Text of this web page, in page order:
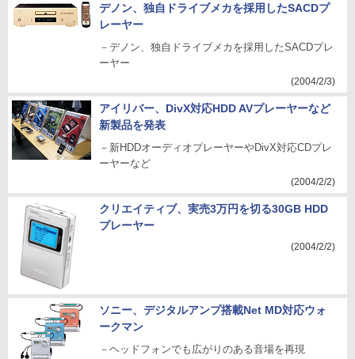
デノン、独自ドライブメカを採用したSACDプ
レーヤー
－デノン、独自ドライブメカを採用したSACDプレ
ーヤー
(2004/2/3)
アイリバー、DivX対応HDD AVプレーヤーなど
新製品を発表
－新HDDオーディオプレーヤーやDivX対応CDプレ
ーヤーなど
(2004/2/2)
クリエイティブ、実売3万円を切る30GB HDD
プレーヤー
(2004/2/2)
ソニー、デジタルアンプ搭載Net MD対応ウォ
ークマン
－ヘッドフォンでも広がりのある音場を再現